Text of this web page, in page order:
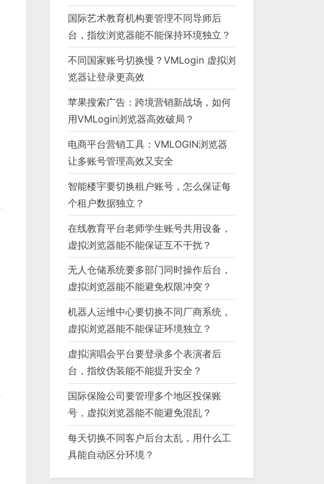
国际艺术教育机构要管理不同导师后
台，指纹浏览器能不能保持环境独立？
不同国家账号切换慢？VMLogin 虚拟浏
览器让登录更高效
苹果搜索广告：跨境营销新战场，如何
用VMLogin浏览器高效破局？
电商平台营销工具：VMLOGIN浏览器
让多账号管理高效又安全
智能楼宇要切换租户账号，怎么保证每
个租户数据独立？
在线教育平台老师学生账号共用设备，
虚拟浏览器能不能保证互不干扰？
无人仓储系统要多部门同时操作后台，
虚拟浏览器能不能避免权限冲突？
机器人运维中心要切换不同厂商系统，
虚拟浏览器能不能保证环境独立？
虚拟演唱会平台要登录多个表演者后
台，指纹伪装能不能提升安全？
国际保险公司要管理多个地区投保账
号，虚拟浏览器能不能避免混乱？
每天切换不同客户后台太乱，用什么工
具能自动区分环境？